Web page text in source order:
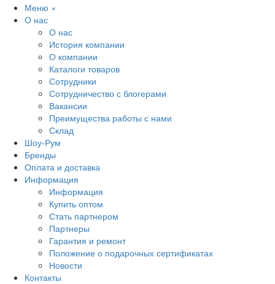
Меню ×
О нас
О нас
История компании
О компании
Каталоги товаров
Сотрудники
Сотрудничество с блогерами
Вакансии
Преимущества работы с нами
Склад
Шоу-Рум
Бренды
Оплата и доставка
Информация
Информация
Купить оптом
Стать партнером
Партнеры
Гарантия и ремонт
Положение о подарочных сертификатах
Новости
Контакты